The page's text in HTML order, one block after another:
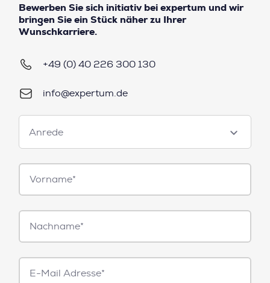
Bewerben Sie sich initiativ bei expertum und wir
bringen Sie ein Stück näher zu Ihrer
Wunschkarriere.
+49 (0) 40 226 300 130
info@expertum.de
Anrede
Anrede
Vorname*
Nachname*
E-
Mail*